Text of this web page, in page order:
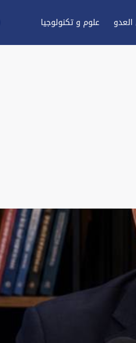
علوم و تكنولوجيا